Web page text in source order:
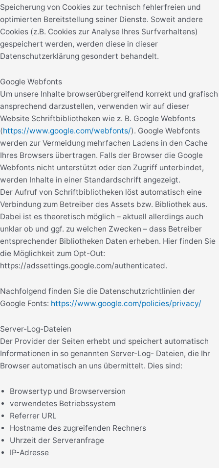
Speicherung von Cookies zur technisch fehlerfreien und
optimierten Bereitstellung seiner Dienste. Soweit andere
Cookies (z.B. Cookies zur Analyse Ihres Surfverhaltens)
gespeichert werden, werden diese in dieser
Datenschutzerklärung gesondert behandelt.
Google Webfonts
Um unsere Inhalte browserübergreifend korrekt und grafisch
ansprechend darzustellen, verwenden wir auf dieser
Website Schriftbibliotheken wie z. B. Google Webfonts
(https://www.google.com/webfonts/). Google Webfonts
werden zur Vermeidung mehrfachen Ladens in den Cache
Ihres Browsers übertragen. Falls der Browser die Google
Webfonts nicht unterstützt oder den Zugriff unterbindet,
werden Inhalte in einer Standardschrift angezeigt.
Der Aufruf von Schriftbibliotheken löst automatisch eine
Verbindung zum Betreiber des Assets bzw. Bibliothek aus.
Dabei ist es theoretisch möglich – aktuell allerdings auch
unklar ob und ggf. zu welchen Zwecken – dass Betreiber
entsprechender Bibliotheken Daten erheben. Hier finden Sie
die Möglichkeit zum Opt-Out:
https://adssettings.google.com/authenticated.
Nachfolgend finden Sie die Datenschutzrichtlinien der
Google Fonts: https://www.google.com/policies/privacy/
Server-Log-Dateien
Der Provider der Seiten erhebt und speichert automatisch
Informationen in so genannten Server-Log- Dateien, die Ihr
Browser automatisch an uns übermittelt. Dies sind:
Browsertyp und Browserversion
verwendetes Betriebssystem
Referrer URL
Hostname des zugreifenden Rechners
Uhrzeit der Serveranfrage
IP-Adresse